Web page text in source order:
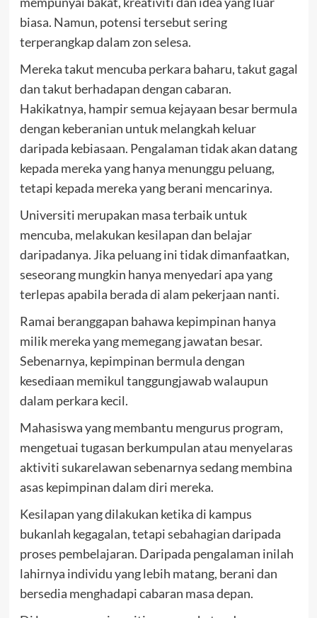
biasa. Namun, potensi tersebut sering
terperangkap dalam zon selesa.
Mereka takut mencuba perkara baharu, takut gagal
dan takut berhadapan dengan cabaran.
Hakikatnya, hampir semua kejayaan besar bermula
dengan keberanian untuk melangkah keluar
daripada kebiasaan. Pengalaman tidak akan datang
kepada mereka yang hanya menunggu peluang,
tetapi kepada mereka yang berani mencarinya.
Universiti merupakan masa terbaik untuk
mencuba, melakukan kesilapan dan belajar
daripadanya. Jika peluang ini tidak dimanfaatkan,
seseorang mungkin hanya menyedari apa yang
terlepas apabila berada di alam pekerjaan nanti.
Ramai beranggapan bahawa kepimpinan hanya
milik mereka yang memegang jawatan besar.
Sebenarnya, kepimpinan bermula dengan
kesediaan memikul tanggungjawab walaupun
dalam perkara kecil.
Mahasiswa yang membantu mengurus program,
mengetuai tugasan berkumpulan atau menyelaras
aktiviti sukarelawan sebenarnya sedang membina
asas kepimpinan dalam diri mereka.
Kesilapan yang dilakukan ketika di kampus
bukanlah kegagalan, tetapi sebahagian daripada
proses pembelajaran. Daripada pengalaman inilah
lahirnya individu yang lebih matang, berani dan
bersedia menghadapi cabaran masa depan.